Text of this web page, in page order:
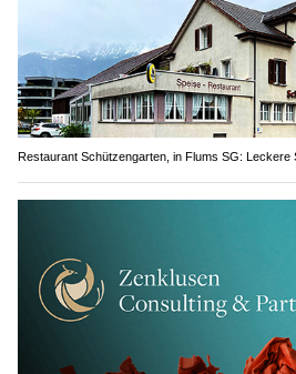
Restaurant Schützengarten, in Flums SG: